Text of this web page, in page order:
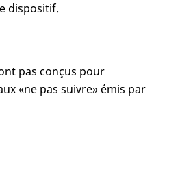
dispositif.
pas conçus pour
«ne pas suivre» émis par